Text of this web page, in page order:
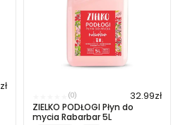
zł
(0) 32.99zł
ZIELKO PODŁOGI Płyn do
mycia Rabarbar 5L